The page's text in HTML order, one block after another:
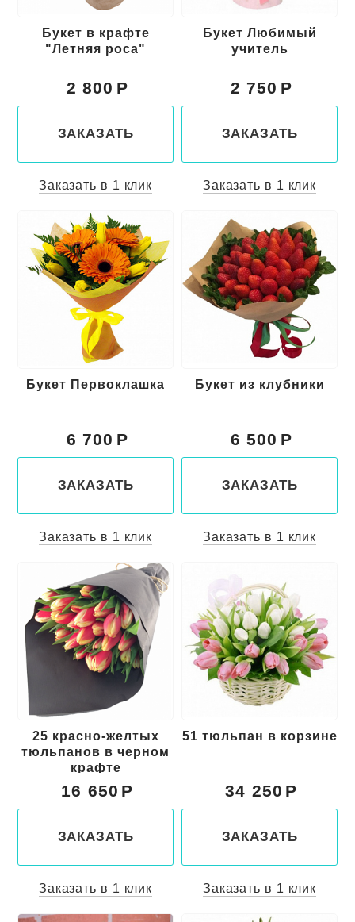
Букет в крафте
"Летняя роса"
2 800
ЗАКАЗАТЬ
Заказать в 1 клик
Букет Любимый
учитель
2 750
ЗАКАЗАТЬ
Заказать в 1 клик
Букет Первоклашка
6 700
ЗАКАЗАТЬ
Заказать в 1 клик
Букет из клубники
6 500
ЗАКАЗАТЬ
Заказать в 1 клик
25 красно-желтых
тюльпанов в черном
крафте
16 650
ЗАКАЗАТЬ
Заказать в 1 клик
51 тюльпан в корзине
34 250
ЗАКАЗАТЬ
Заказать в 1 клик